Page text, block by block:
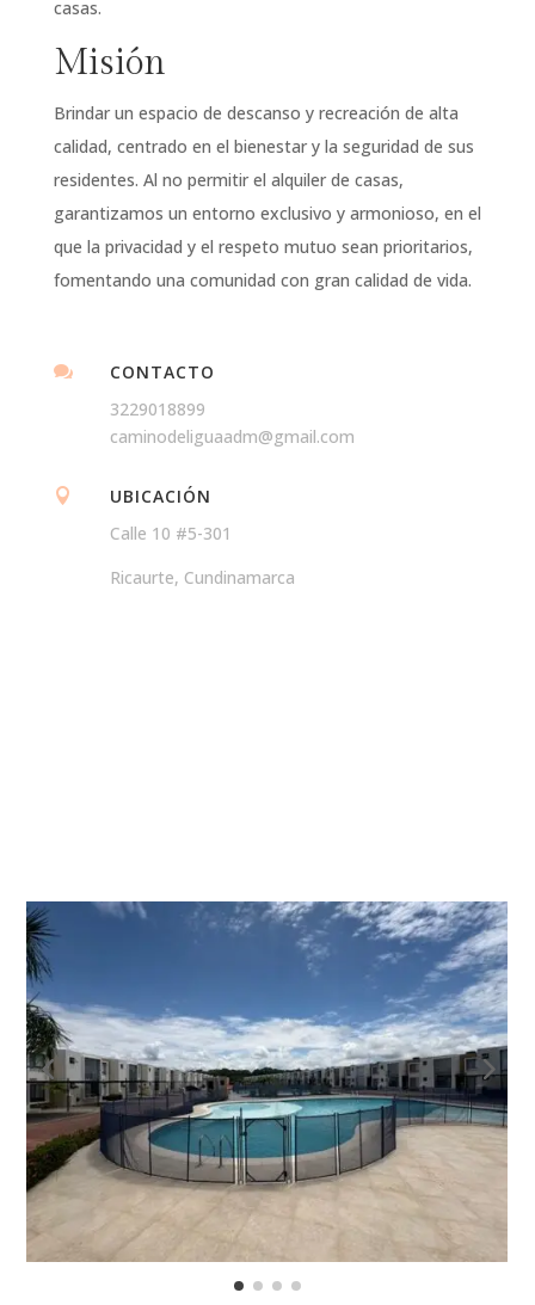
casas.
Misión
Brindar un espacio de descanso y recreación de alta
calidad, centrado en el bienestar y la seguridad de sus
residentes. Al no permitir el alquiler de casas,
garantizamos un entorno exclusivo y armonioso, en el
que la privacidad y el respeto mutuo sean prioritarios,
fomentando una comunidad con gran calidad de vida.

CONTACTO
3229018899
caminodeliguaadm@gmail.com

UBICACIÓN
Calle 10 #5-301
Ricaurte, Cundinamarca